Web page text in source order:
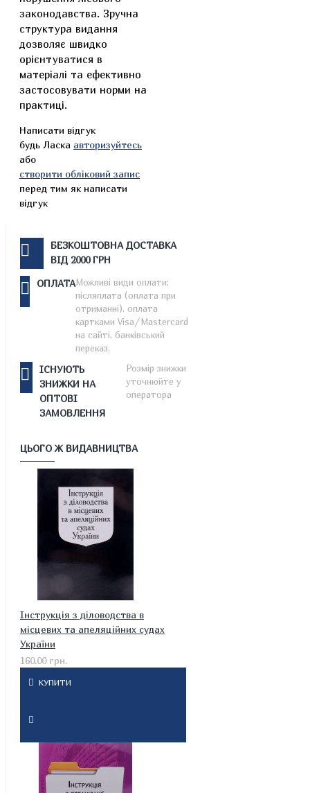
законодавства. Зручна
структура видання
дозволяє швидко
орієнтуватися в
матеріалі та ефективно
застосовувати норми на
практиці.
Написати відгук
будь Ласка авторизуйтесь
або
створити обліковий запис
перед тим як написати
відгук
БЕЗКОШТОВНА ДОСТАВКА
ВІД 2000 ГРН
ОПЛАТАМожливі види оплати:
післяплата (оплата при
отриманні), оплата
картками Visa/Mastercard
на сайті, банківський
переказ.
ІСНУЮТЬ
ЗНИЖКИ НА
ОПТОВІ
ЗАМОВЛЕННЯ
Розмір знижки
уточнюйте у
оператора
ЦЬОГО Ж ВИДАВНИЦТВА
Інструкція з діловодства в
місцевих та апеляційних судах
України
160.00 грн.
КУПИТИ